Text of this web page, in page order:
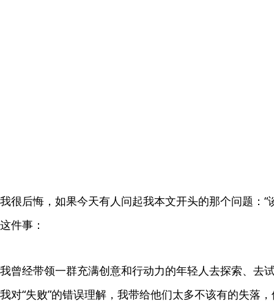
我很后悔，如果今天有人问起我本文开头的那个问题：
这件事：
我曾经带领一群充满创意和行动力的年轻人去探索、去
我对“失败”的错误理解，我带给他们太多不该有的失落